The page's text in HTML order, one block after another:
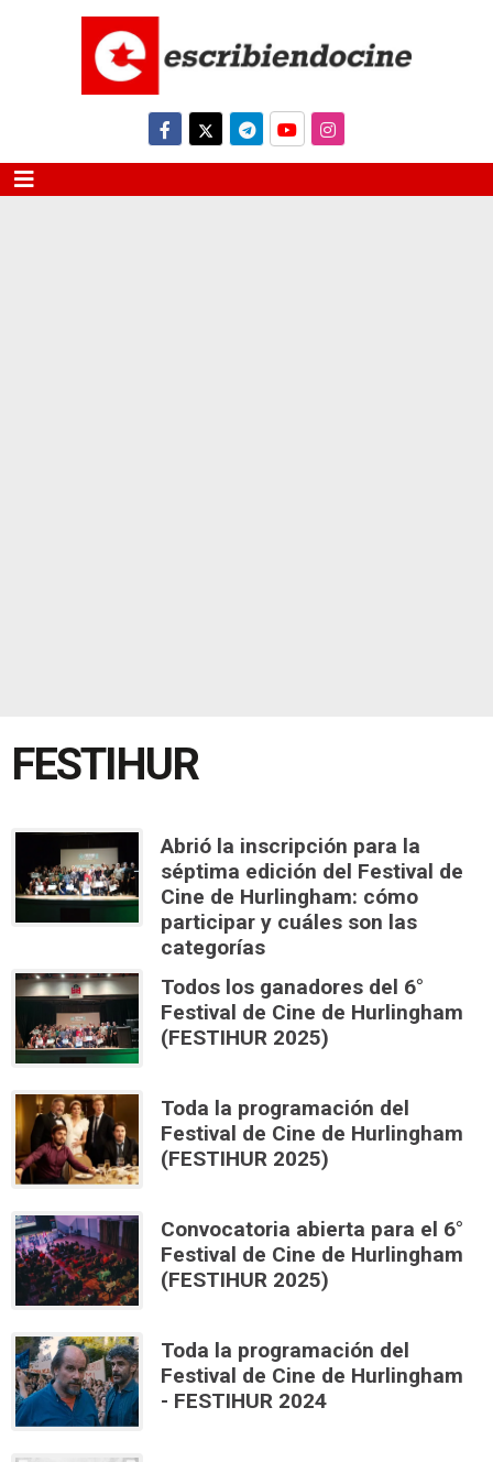
FESTIHUR
Abrió la inscripción para la
séptima edición del Festival de
Cine de Hurlingham: cómo
participar y cuáles son las
categorías
Todos los ganadores del 6°
Festival de Cine de Hurlingham
(FESTIHUR 2025)
Toda la programación del
Festival de Cine de Hurlingham
(FESTIHUR 2025)
Convocatoria abierta para el 6°
Festival de Cine de Hurlingham
(FESTIHUR 2025)
Toda la programación del
Festival de Cine de Hurlingham
- FESTIHUR 2024